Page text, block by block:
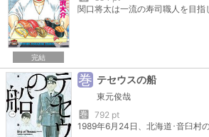
完結
巻 テセウスの船
東元俊哉
巻
792 pt